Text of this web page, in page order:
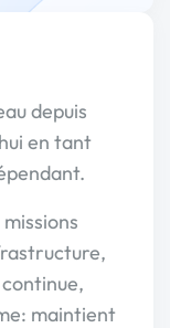
depuis
en tant
maintient